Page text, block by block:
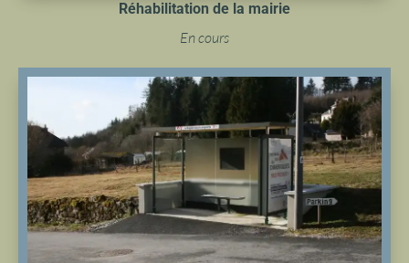
Réhabilitation de la mairie
En cours